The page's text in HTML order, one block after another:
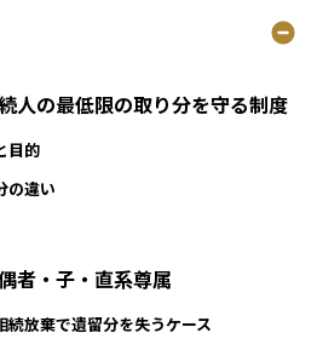
人の最低限の取り分を守る制度
目的
の違い
者・子・直系尊属
続放棄で遺留分を失うケース